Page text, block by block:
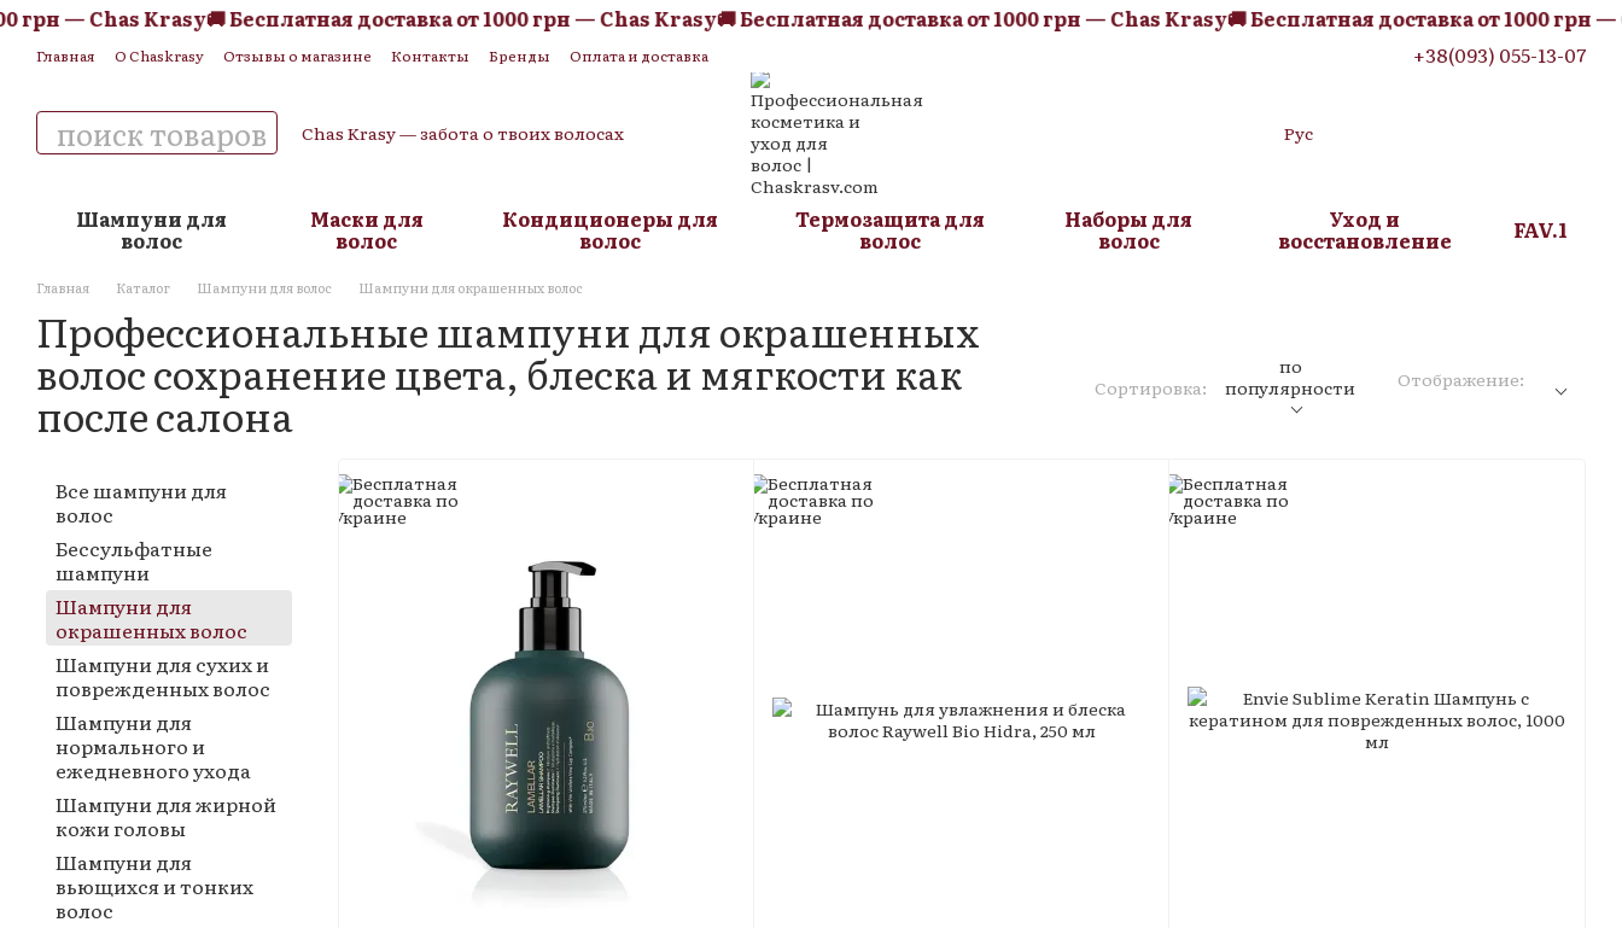
Перейти к основному контенту
— Chas Krasy🚚 Бесплатная доставка от 1000 грн — Chas Krasy🚚 Бесплатная доставка от 1000 грн — Chas Krasy🚚 Бесплатная доставка от 1000 грн — Chas
Главная О Chaskrasy Отзывы о магазине Контакты Бренды
Оплата и доставка
+38(093) 055-13-07
Chas Krasy — забота о твоих волосах Рус
Шампуни для
волос
Маски для
волос
Кондиционеры для
волос
Термозащита для
волос
Наборы для
волос
Уход и
восстановление FAV.1
Главная Каталог Шампуни для волос Шампуни для окрашенных волос
Профессиональные шампуни для окрашенных
волос сохранение цвета, блеска и мягкости как
после салона Сортировка:
по
популярности
Отображение:
Все шампуни для
волос
Бессульфатные
шампуни
Шампуни для
окрашенных волос
Шампуни для сухих и
поврежденных волос
Шампуни для
нормального и
ежедневного ухода
Шампуни для жирной
кожи головы
Шампуни для
вьющихся и тонких
волос